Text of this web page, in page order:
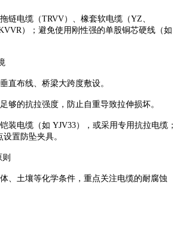
链电缆（TRVV）、橡套软电缆（YZ、
）；避免使用刚性强的单股铜芯硬线（如
直布线、桥梁大跨度敷设。
够的抗拉强度，防止自重导致拉伸损坏。
装电缆（如 YJV33），或采用专用抗拉电缆；
置防坠夹具。
、土壤等化学条件，重点关注电缆的耐腐蚀